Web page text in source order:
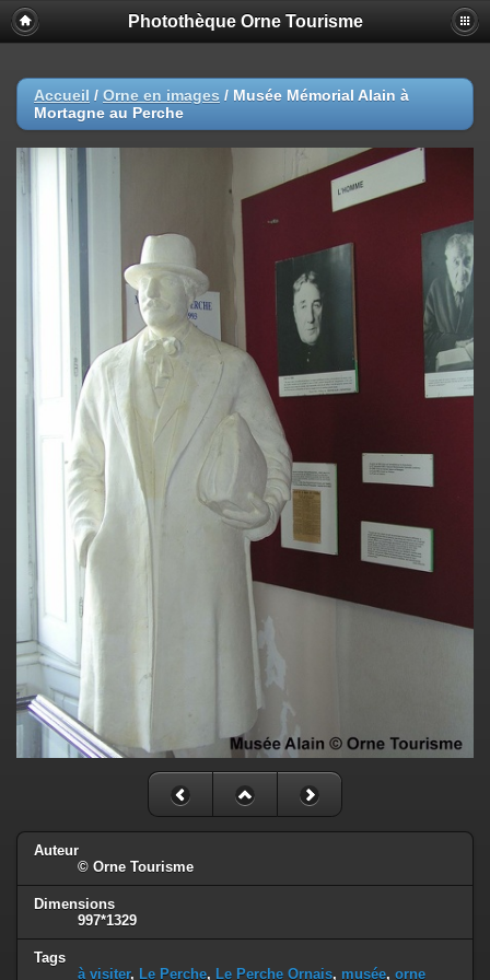
Photothèque Orne Tourisme
Accueil / Orne en images / Musée Mémorial Alain à
Mortagne au Perche
Auteur
© Orne Tourisme
Dimensions
997*1329
Tags
à visiter, Le Perche, Le Perche Ornais, musée, orne